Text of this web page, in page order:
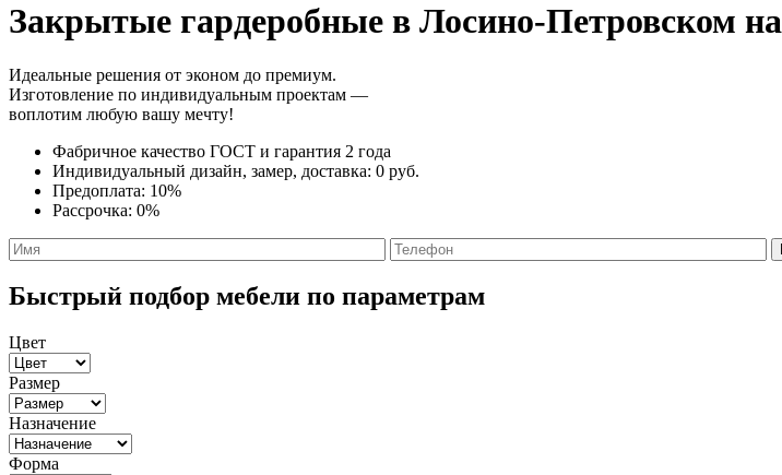
Закрытые гардеробные в Лосино-Петровском на
Идеальные решения от эконом до премиум.
Изготовление по индивидуальным проектам —
воплотим любую вашу мечту!
Фабричное качество ГОСТ и гарантия 2 года
Индивидуальный дизайн, замер, доставка: 0 руб.
Предоплата: 10%
Рассрочка: 0%
Быстрый подбор мебели по параметрам
Цвет
Размер
Назначение
Форма